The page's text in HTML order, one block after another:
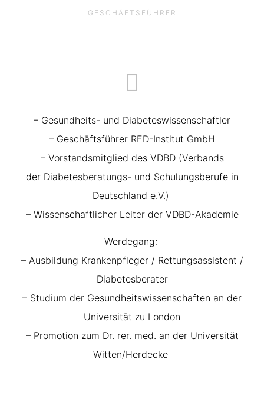
GESCHÄFTSFÜHRER
– Gesundheits- und Diabeteswissenschaftler
– Geschäftsführer RED-Institut GmbH
– Vorstandsmitglied des VDBD (Verbands
der Diabetesberatungs- und Schulungsberufe in
Deutschland e.V.)
– Wissenschaftlicher Leiter der VDBD-Akademie
Werdegang:
– Ausbildung Krankenpfleger / Rettungsassistent /
Diabetesberater
– Studium der Gesundheitswissenschaften an der
Universität zu London
– Promotion zum Dr. rer. med. an der Universität
Witten/Herdecke